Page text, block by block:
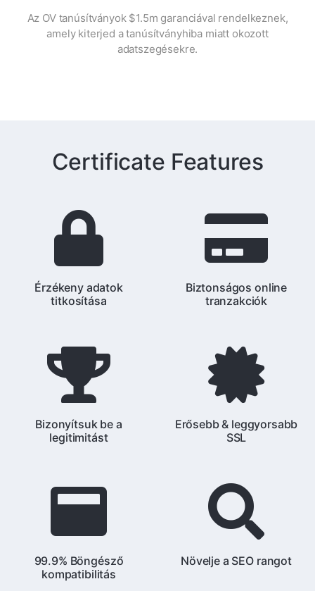
Az OV tanúsítványok $1.5m garanciával rendelkeznek,
amely kiterjed a tanúsítványhiba miatt okozott
adatszegésekre.
Certificate Features
Érzékeny adatok
titkosítása
Biztonságos online
tranzakciók
Bizonyítsuk be a
legitimitást
Erősebb & leggyorsabb
SSL
99.9% Böngésző
kompatibilitás
Növelje a SEO rangot